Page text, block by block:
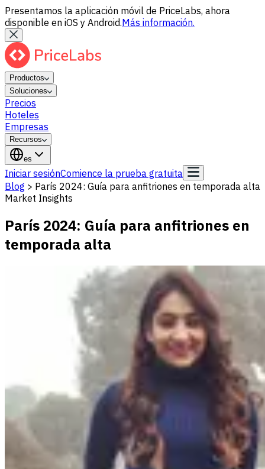
Presentamos la aplicación móvil de PriceLabs, ahora
disponible en iOS y Android.Más información.
Productos
Soluciones
Precios
Hoteles
Empresas
Recursos
es
Iniciar sesiónComience la prueba gratuita
Blog > París 2024: Guía para anfitriones en temporada alta
Market Insights
París 2024: Guía para anfitriones en
temporada alta